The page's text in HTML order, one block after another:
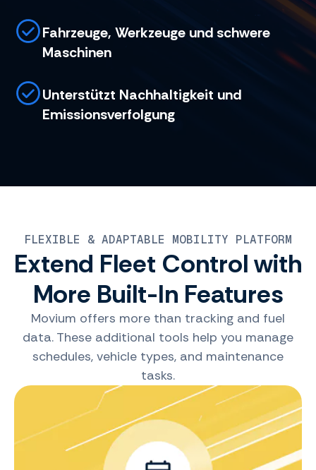
Fahrzeuge, Werkzeuge und schwere
Maschinen
Unterstützt Nachhaltigkeit und
Emissionsverfolgung
FLEXIBLE & ADAPTABLE MOBILITY PLATFORM
Extend Fleet Control with
More Built-In Features
Movium offers more than tracking and fuel
data. These additional tools help you manage
schedules, vehicle types, and maintenance
tasks.